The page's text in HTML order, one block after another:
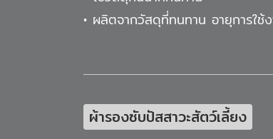
• ผลิตจากวัสดุที่ทนทาน อายุการใช้
ผ้ารองซับปัสสาวะสัตว์เลี้ยง